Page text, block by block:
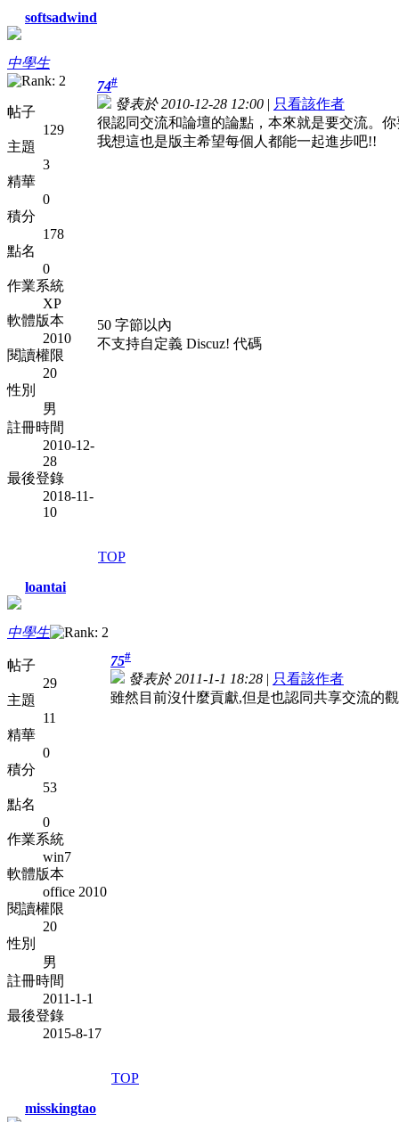
softsadwind
中學生
帖子
129
主題
3
精華
0
積分
178
點名
0
作業系統
XP
軟體版本
2010
閱讀權限
20
性別
男
註冊時間
2010-12-
28
最後登錄
2018-11-
10
74#
發表於 2010-12-28 12:00 | 只看該作者
很認同交流和論壇的論點，本來就是要交流。
我想這也是版主希望每個人都能一起進步吧!!
50 字節以內
不支持自定義 Discuz! 代碼
TOP
loantai
中學生
帖子
29
主題
11
精華
0
積分
53
點名
0
作業系統
win7
軟體版本
office 2010
閱讀權限
20
性別
男
註冊時間
2011-1-1
最後登錄
2015-8-17
75#
發表於 2011-1-1 18:28 | 只看該作者
雖然目前沒什麼貢獻,但是也認同共享交流的
TOP
misskingtao